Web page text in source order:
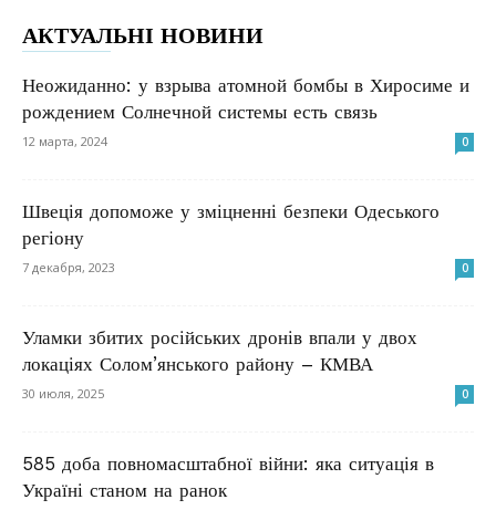
АКТУАЛЬНІ НОВИНИ
Неожиданно: у взрыва атомной бомбы в Хиросиме и
рождением Солнечной системы есть связь
12 марта, 2024 0
Швеція допоможе у зміцненні безпеки Одеського
регіону
7 декабря, 2023 0
Уламки збитих російських дронів впали у двох
локаціях Солом’янського району – КМВА
30 июля, 2025 0
585 доба повномасштабної війни: яка ситуація в
Україні станом на ранок